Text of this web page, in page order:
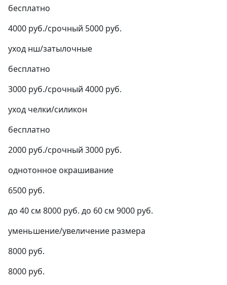
бесплатно
4000 руб./срочный 5000 руб.
уход нш/затылочные
бесплатно
3000 руб./срочный 4000 руб.
уход челки/силикон
бесплатно
2000 руб./срочный 3000 руб.
однотонное окрашивание
6500 руб.
до 40 см 8000 руб. до 60 см 9000 руб.
уменьшение/увеличение размера
8000 руб.
8000 руб.